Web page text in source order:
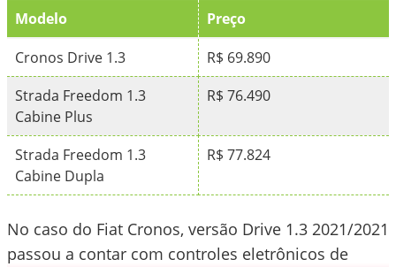
Modelo
Preço
Cronos Drive 1.3
R$ 69.890
Strada Freedom 1.3
Cabine Plus
R$ 76.490
Strada Freedom 1.3
Cabine Dupla
R$ 77.824
No caso do Fiat Cronos, versão Drive 1.3 2021/2021
passou a contar com controles eletrônicos de